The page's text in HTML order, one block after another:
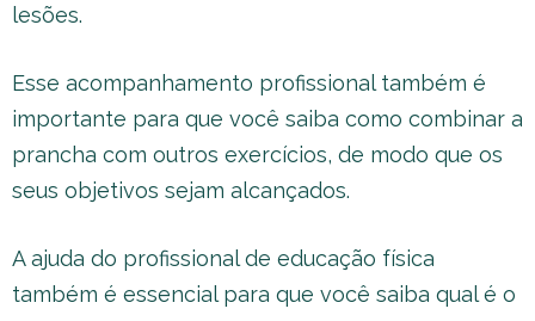
lesões.
Esse acompanhamento profissional também é
importante para que você saiba como combinar a
prancha com outros exercícios, de modo que os
seus objetivos sejam alcançados.
A ajuda do profissional de educação física
também é essencial para que você saiba qual é o